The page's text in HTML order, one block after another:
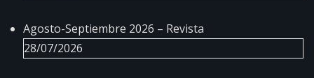
Agosto-Septiembre 2026 – Revista
28/07/2026